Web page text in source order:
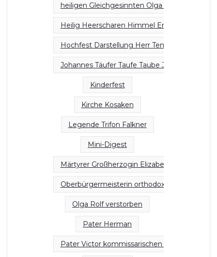
heiligen Gleichgesinnten Olga Großfürstin
Heilig Heerscharen Himmel Erde Herrlichkeit
Hochfest Darstellung Herr Tempel
Johannes Täufer Taufe Taube Jordan
Kinderfest
Kirche Kosaken
Legende Trifon Falkner
Mini-Digest
Märtyrer Großherzogin Elizabeth Nonne
Oberbürgermeisterin orthodoxe Kirchen
Olga Rolf verstorben
Pater Herman
Pater Victor kommissarischen Rektor